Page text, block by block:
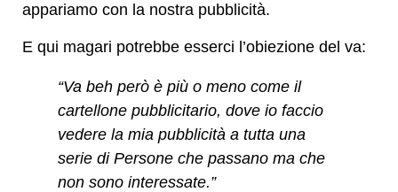
appariamo con la nostra pubblicità.
E qui magari potrebbe esserci l’obiezione del va:
“Va beh però è più o meno come il
cartellone pubblicitario, dove io faccio
vedere la mia pubblicità a tutta una
serie di Persone che passano ma che
non sono interessate.”